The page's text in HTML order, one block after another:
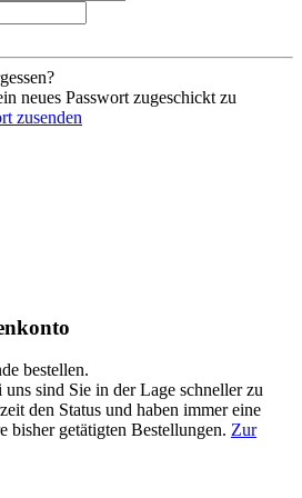
neues Passwort zugeschickt zu
zusenden
bestellen.
sind Sie in der Lage schneller zu
den Status und haben immer eine
bisher getätigten Bestellungen. Zur